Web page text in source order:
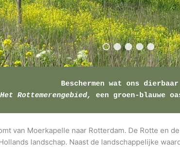
Het Rottemerengebied,
een groen-blauwe
van Moerkapelle naar Rotterdam. De Rotte en
landschap. Naast de landschappelijke